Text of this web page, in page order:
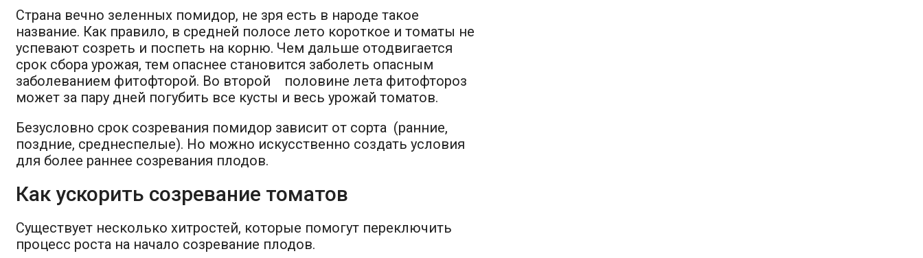
Страна вечно зеленных помидор, не зря есть в народе такое
название. Как правило, в средней полосе лето короткое и томаты не
успевают созреть и поспеть на корню. Чем дальше отодвигается
срок сбора урожая, тем опаснее становится заболеть опасным
заболеванием фитофторой. Во второй половине лета фитофтороз
может за пару дней погубить все кусты и весь урожай томатов.
Безусловно срок созревания помидор зависит от сорта (ранние,
поздние, среднеспелые). Но можно искусственно создать условия
для более раннее созревания плодов.
Как ускорить созревание томатов
Существует несколько хитростей, которые помогут переключить
процесс роста на начало созревание плодов.